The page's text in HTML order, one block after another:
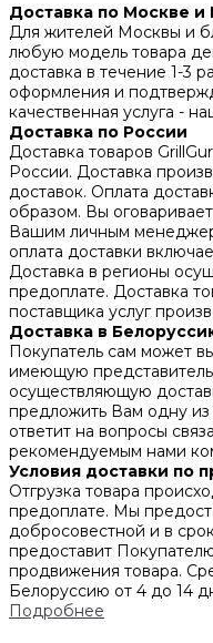
Доставка по Москве
Для жителей Москвы и
любую модель товара
доставка в течение 1-3
оформления и
качественная услуга -
Доставка по России
Доставка товаров
России. Доставка
доставок. Оплата
образом. Вы
Вашим личным
оплата доставки
Доставка в регионы
предоплате. Доставка
поставщика услуг
Доставка в
Покупатель сам может
имеющую
осуществляющую
предложить Вам одну
ответит на вопросы
рекомендуемым нами
Условия доставки по
Отгрузка товара
предоплате. Мы
добросовестной и в
предоставит
продвижения товара.
Белоруссию от 4 до 14
Подробнее